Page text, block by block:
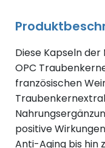
Diese Kapseln
OPC
französischen
positive
Anti-Aging bis hin